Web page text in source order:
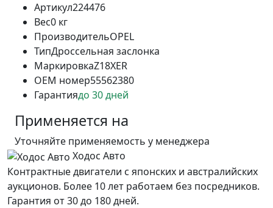
Артикул224476
Вес0 кг
ПроизводительOPEL
ТипДроссельная заслонка
МаркировкаZ18XER
OEM номер55562380
Гарантиядо 30 дней
Применяется на
Уточняйте применяемость у менеджера
Ходос Авто
Контрактные двигатели с японских и австралийских
аукционов. Более 10 лет работаем без посредников.
Гарантия от 30 до 180 дней.